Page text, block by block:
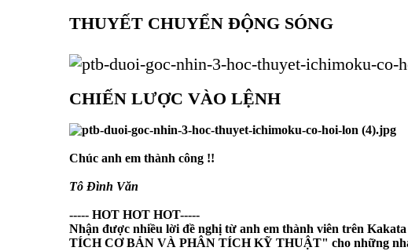
THUYẾT CHUYỂN ĐỘNG SÓNG
CHIẾN LƯỢC VÀO LỆNH
Chúc anh em thành công !!
Tô Đình Văn
----- HOT HOT HOT-----
Nhận được nhiều lời đề nghị từ anh em thành viên trên
TÍCH CƠ BẢN VÀ PHÂN TÍCH KỸ THUẬT" cho những